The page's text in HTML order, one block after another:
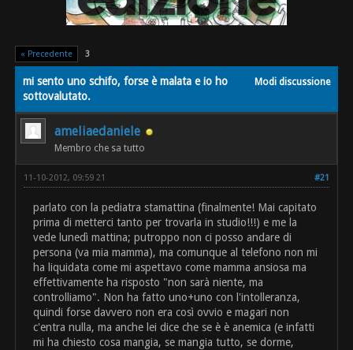
« Precedente 3
Modi discussione
mi sento uno schifo, forse è malata e io ho
sottovalutato.
ameliaedaniele
Membro che sa tutto
#21
11-10-2012, 09:59 21
parlato con la pediatra stamattina (finalmente! Mai capitato
prima di metterci tanto per trovarla in studio!!!) e me la
vede lunedì mattina; putroppo non ci posso andare di
persona (va mia mamma), ma comunque al telefono non mi
ha liquidata come mi aspettavo come mamma ansiosa ma
effettivamente ha risposto "non sarà niente, ma
controlliamo". Non ha fatto uno+uno con l'intolleranza,
quindi forse davvero non era così ovvio e magari non
c'entra nulla, ma anche lei dice che se è è anemica (e infatti
mi ha chiesto cosa mangia, se mangia tutto, se dorme,